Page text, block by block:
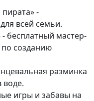
-
всей семьи.
- бесплатный мастер-
по созданию
разминка
воде.
игры и забавы на